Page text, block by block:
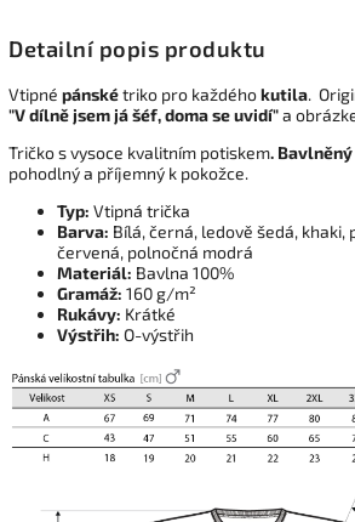
Detailní popis produktu
Vtipné pánskétriko pro každéhokutila.
"V dílně jsem já šéf, doma se uvidí"a
Tričko s vysoce kvalitním potiskem.
pohodlný a příjemný k pokožce.
Typ: Vtipná trička
Barva: Bílá, černá, ledově šedá,
červená, polnočná modrá
Materiál: Bavlna 100%
Gramáž: 160 g/m²
Rukávy: Krátké
Výstřih: O-výstřih